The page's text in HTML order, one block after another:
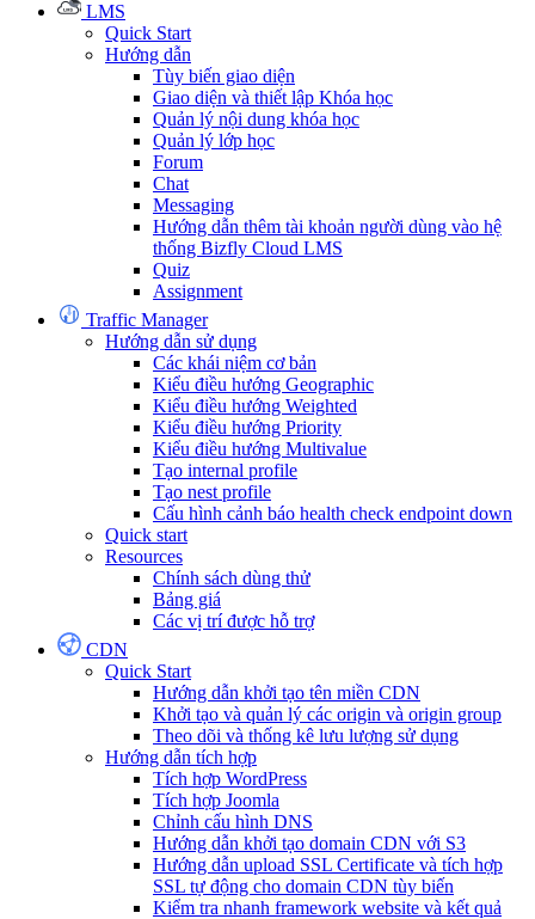
LMS
Quick Start
Hướng dẫn
Tùy biến giao diện
Giao diện và thiết lập Khóa học
Quản lý nội dung khóa học
Quản lý lớp học
Forum
Chat
Messaging
Hướng dẫn thêm tài khoản người dùng vào hệ
thống Bizfly Cloud LMS
Quiz
Assignment
Traffic Manager
Hướng dẫn sử dụng
Các khái niệm cơ bản
Kiểu điều hướng Geographic
Kiểu điều hướng Weighted
Kiểu điều hướng Priority
Kiểu điều hướng Multivalue
Tạo internal profile
Tạo nest profile
Cấu hình cảnh báo health check endpoint down
Quick start
Resources
Chính sách dùng thử
Bảng giá
Các vị trí được hỗ trợ
CDN
Quick Start
Hướng dẫn khởi tạo tên miền CDN
Khởi tạo và quản lý các origin và origin group
Theo dõi và thống kê lưu lượng sử dụng
Hướng dẫn tích hợp
Tích hợp WordPress
Tích hợp Joomla
Chỉnh cấu hình DNS
Hướng dẫn khởi tạo domain CDN với S3
Hướng dẫn upload SSL Certificate và tích hợp
SSL tự động cho domain CDN tùy biến
Kiểm tra nhanh framework website và kết quả